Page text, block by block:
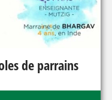
de parrains